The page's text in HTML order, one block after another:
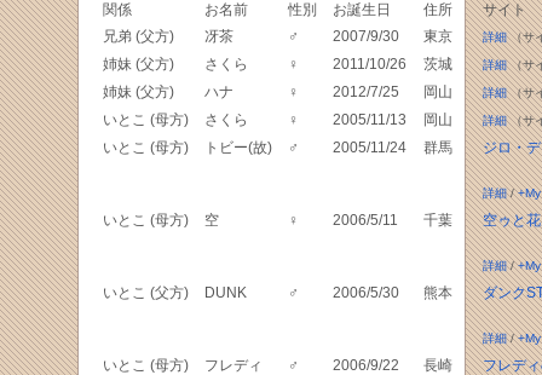
関係 お名前 性別 お誕生日 住所
サイト
兄弟 (父方)
冴茶 ♂ 2007/9/30 東京 詳細（サ
姉妹 (父方) さくら ♀ 2011/10/26 茨城 詳細（サ
姉妹 (父方) ハナ ♀ 2012/7/25 岡山 詳細（サ
いとこ (母方) さくら ♀ 2005/11/13 岡山 詳細（サ
いとこ (母方) トビー(故) ♂ 2005/11/24 群馬 ジロ・
詳細/+My
いとこ (母方) 空 ♀ 2006/5/11 千葉 空ゥと
詳細/+My
いとこ (父方) DUNK ♂ 2006/5/30 熊本 ダンク
詳細/+My
いとこ (母方) フレディ ♂ 2006/9/22 長崎 フレデ